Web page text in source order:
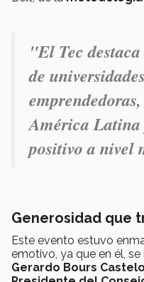
"El Tec
de
América
positivo a nivel
Generosidad que
Este evento estuvo
emotivo, ya que en él, se
Gerardo Bours Castelo